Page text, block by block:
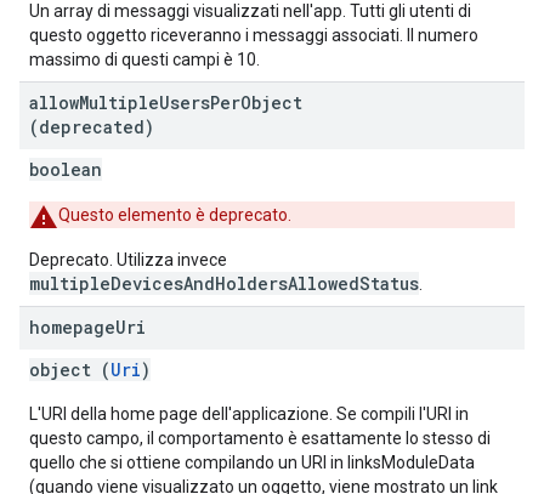
Un array di messaggi visualizzati nell'app. Tutti gli utenti di
questo oggetto riceveranno i messaggi associati. Il numero
massimo di questi campi è 10.
allowMultipleUsersPerObject
(deprecated)
boolean
Questo elemento è deprecato.
Deprecato. Utilizza invece
multipleDevicesAndHoldersAllowedStatus
homepageUri
object (Uri)
L'URI della home page dell'applicazione. Se compili l'URI in
questo campo, il comportamento è esattamente lo stesso di
quello che si ottiene compilando un URI in linksModuleData
(quando viene visualizzato un oggetto, viene mostrato un link